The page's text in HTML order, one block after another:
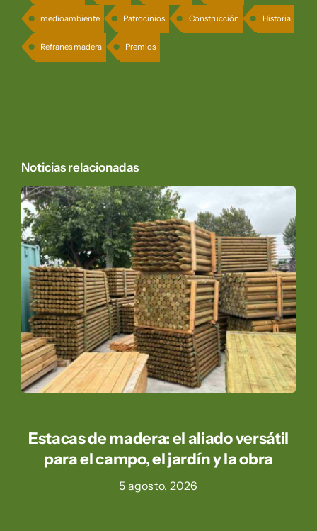
medioambiente Patrocinios Construcción Historia
Refranes madera Premios
Noticias relacionadas
Estacas de madera: el aliado versátil
para el campo, el jardín y la obra
5 agosto, 2026